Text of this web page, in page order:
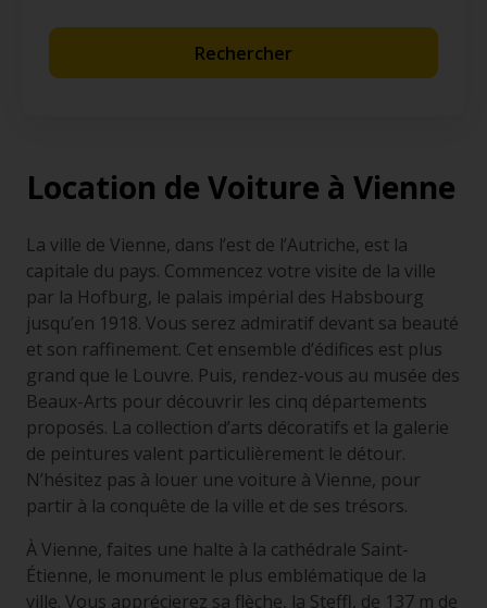
Rechercher
Location de Voiture à Vienne
La ville de Vienne, dans l’est de l’Autriche, est la
capitale du pays. Commencez votre visite de la ville
par la Hofburg, le palais impérial des Habsbourg
jusqu’en 1918. Vous serez admiratif devant sa beauté
et son raffinement. Cet ensemble d’édifices est plus
grand que le Louvre. Puis, rendez-vous au musée des
Beaux-Arts pour découvrir les cinq départements
proposés. La collection d’arts décoratifs et la galerie
de peintures valent particulièrement le détour.
N’hésitez pas à louer une voiture à Vienne, pour
partir à la conquête de la ville et de ses trésors.
À Vienne, faites une halte à la cathédrale Saint-
Étienne, le monument le plus emblématique de la
ville. Vous apprécierez sa flèche, la Steffl, de 137 m de